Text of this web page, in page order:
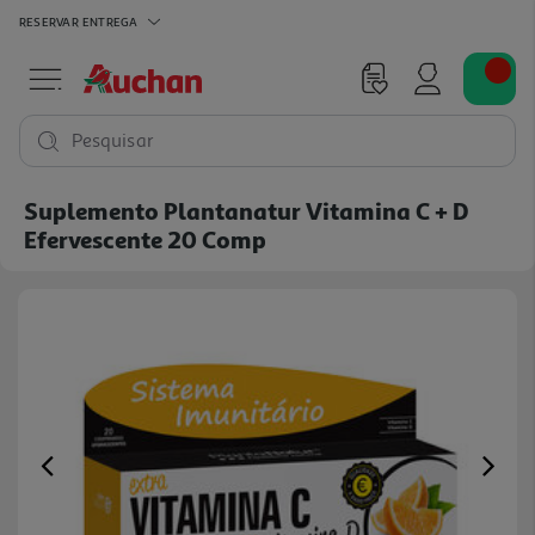
RESERVAR ENTREGA
Pesquisar
Suplemento Plantanatur Vitamina C + D
Efervescente 20 Comp
Previous